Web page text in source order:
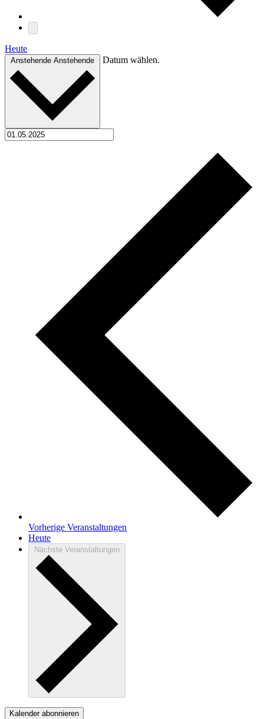
Heute
Anstehende Anstehende Datum wählen.
Vorherige Veranstaltungen
Heute
Nächste Veranstaltungen
Kalender abonnieren